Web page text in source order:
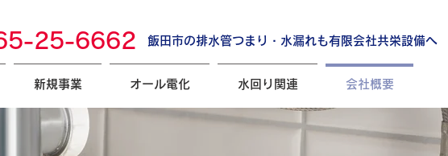
飯田市の排水管つまり・水漏れも有限会社共栄設備へ
25-6662
新規事業 オール電化 水回り関連 会社概要